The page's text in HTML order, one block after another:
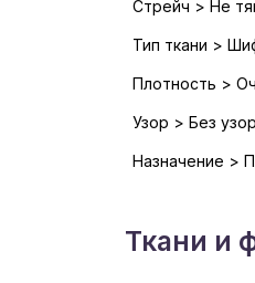
Стрейч > Не
Тип ткани >
Плотность >
Узор > Без
Назначение >
Ткани и